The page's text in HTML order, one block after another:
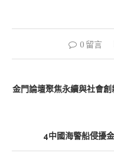
0 留言
金門論壇聚焦永續與社會
4中國海警船侵擾